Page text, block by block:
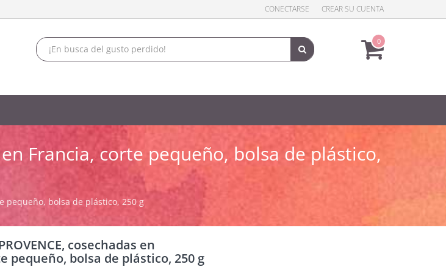
CONECTARSE CREAR SU CUENTA
0
en Francia, corte pequeño, bolsa de plástico,
pequeño, bolsa de plástico, 250 g
cosechadas en
pequeño, bolsa de plástico, 250 g